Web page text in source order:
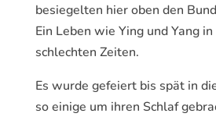
besiegelten hier oben den
Ein Leben wie Ying und Yang
schlechten Zeiten.
Es wurde gefeiert bis spät in
so einige um ihren Schlaf